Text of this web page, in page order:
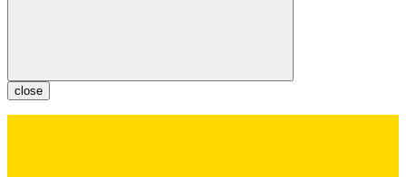
close